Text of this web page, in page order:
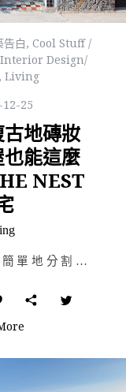
白, Cool Stuff /
Interior Design/
Living
12-25
地磚妝
能這麼
NEST
清透的鐵架外觀簡單地分割是建築立面的語彙，擴張網面材疏密不一，穿插其中的窗門展現出平面中的層次感，色…